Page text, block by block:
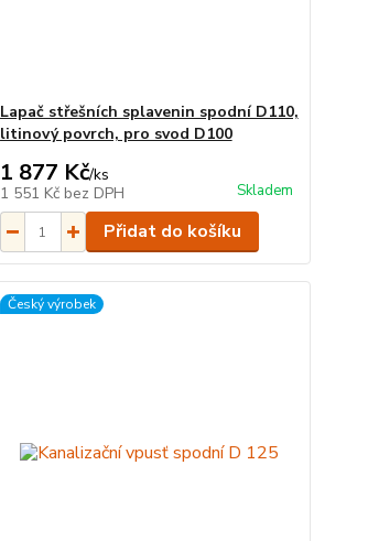
Lapač střešních splavenin spodní D110,
litinový povrch, pro svod D100
1 877 Kč/ks
1 551 Kč bez DPH Skladem
Přidat do košíku
Český výrobek